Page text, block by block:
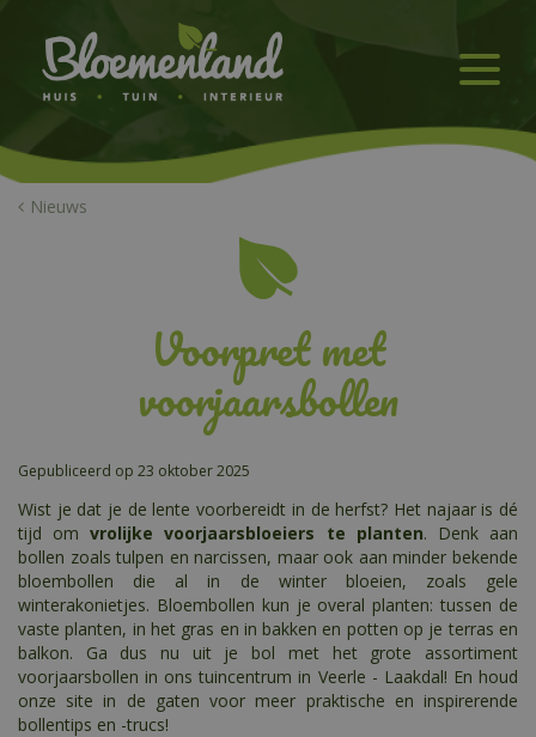
c
o
Nieuws
Voorpret met
voorjaarsbollen
Gepubliceerd op 23 oktober 2025
Wist je dat je de lente voorbereidt in de herfst? Het najaar is dé
tijd omvrolijke voorjaarsbloeiers te planten. Denk aan
bollen zoals tulpen en narcissen, maar ook aan minder bekende
bloembollen die al in de winter bloeien, zoals gele
winterakonietjes. Bloembollen kun je overal planten: tussen de
vaste planten, in het gras en in bakken en potten op je terras en
balkon. Ga dus nu uit je bol met het grote assortiment
voorjaarsbollen in ons tuincentrum in Veerle - Laakdal! En houd
onze site in de gaten voor meer praktische en inspirerende
bollentips en -trucs!